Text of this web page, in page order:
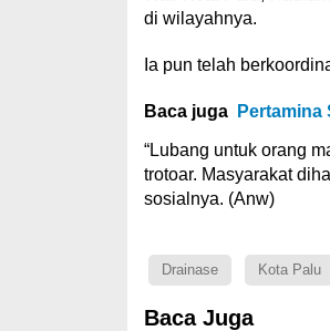
di wilayahnya.
Ia pun telah
Baca juga Pertamina
“Lubang untuk orang
trotoar. Masyarakat
sosialnya. (Anw)
Drainase Kota Palu
Baca Juga